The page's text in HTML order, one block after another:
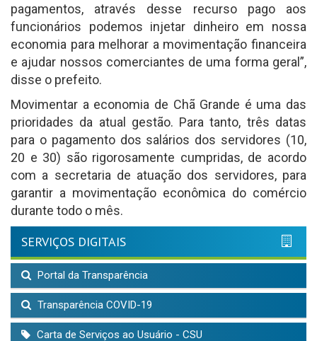
pagamentos, através desse recurso pago aos
funcionários podemos injetar dinheiro em nossa
economia para melhorar a movimentação financeira
e ajudar nossos comerciantes de uma forma geral”,
disse o prefeito.
Movimentar a economia de Chã Grande é uma das
prioridades da atual gestão. Para tanto, três datas
para o pagamento dos salários dos servidores (10,
20 e 30) são rigorosamente cumpridas, de acordo
com a secretaria de atuação dos servidores, para
garantir a movimentação econômica do comércio
durante todo o mês.
SERVIÇOS DIGITAIS
Portal da Transparência
Transparência COVID-19
Carta de Serviços ao Usuário - CSU